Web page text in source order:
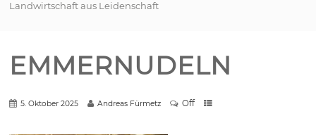
Landwirtschaft aus Leidenschaft
EMMERNUDELN
5. Oktober 2025 Andreas Fürmetz Off